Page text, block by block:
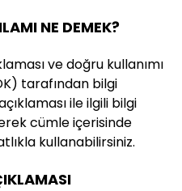
NE DEMEK?
ve doğru kullanımı
tarafından bilgi
ile ilgili bilgi
cümle içerisinde
kullanabilirsiniz.